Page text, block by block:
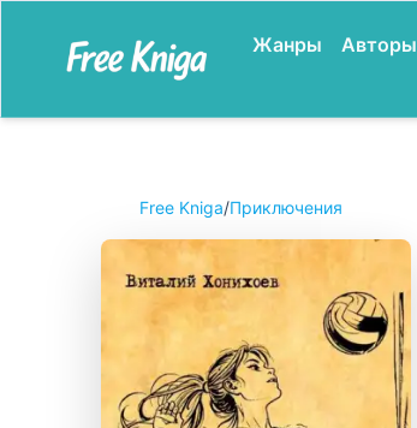
Жанры Авторы
Free Kniga/Приключения